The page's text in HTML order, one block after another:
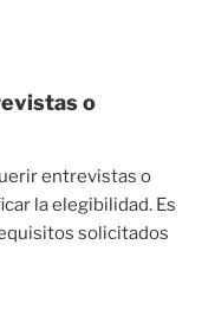
o
entrevistas o
la elegibilidad. Es
solicitados